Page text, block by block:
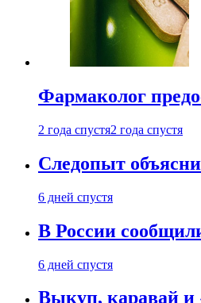
Фармаколог
2 года спустя2 года спустя
Следопыт
6 дней спустя
В России
6 дней спустя
Выкуп, каравай и